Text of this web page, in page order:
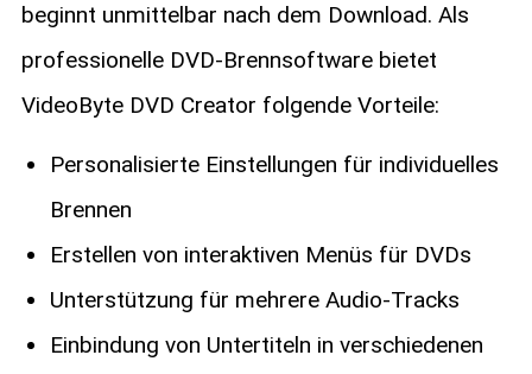
beginnt unmittelbar nach dem Download. Als
professionelle DVD-Brennsoftware bietet
VideoByte DVD Creator folgende Vorteile:
Personalisierte Einstellungen für individuelles
Brennen
Erstellen von interaktiven Menüs für DVDs
Unterstützung für mehrere Audio-Tracks
Einbindung von Untertiteln in verschiedenen